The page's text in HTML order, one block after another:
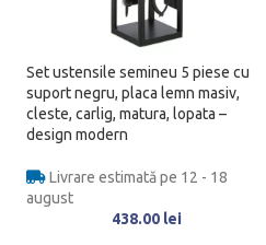
Set ustensile semineu 5 piese cu
suport negru, placa lemn masiv,
cleste, carlig, matura, lopata –
design modern
Livrare estimată pe 12 - 18
august
438.00 lei